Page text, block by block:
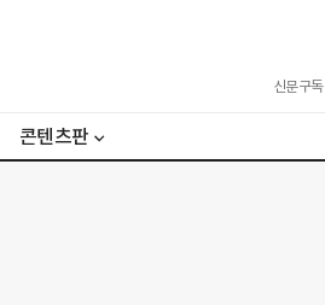
신문구독
콘텐츠판